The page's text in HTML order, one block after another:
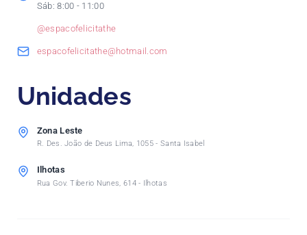
Sáb: 8:00 - 11:00
@espacofelicitathe
espacofelicitathe@hotmail.com
Unidades
Zona Leste
R. Des. João de Deus Lima, 1055 - Santa Isabel
Ilhotas
Rua Gov. Tiberio Nunes, 614 - Ilhotas